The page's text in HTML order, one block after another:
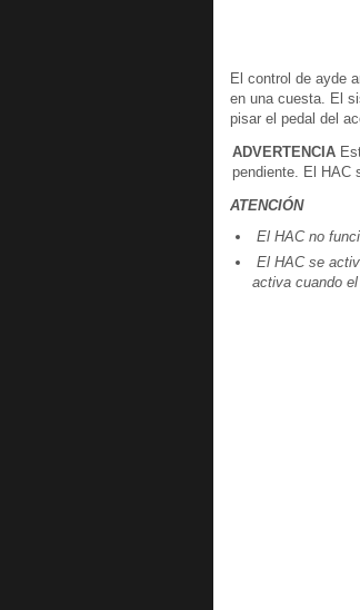
El control de ayde
en una cuesta. El
pisar el pedal del
ADVERTENCIA
pendiente. El HAC
ATENCIÓN
El HAC no
El HAC se
activa cuando